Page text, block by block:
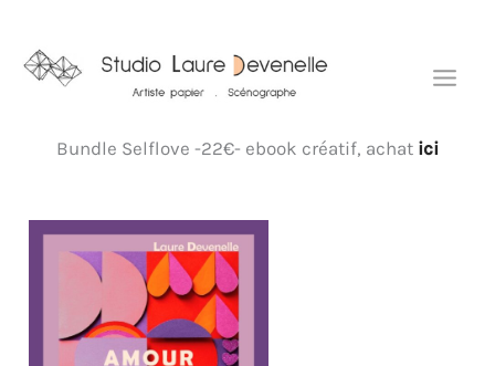
contenu
Bundle Selflove -22€- ebook créatif, achat ici